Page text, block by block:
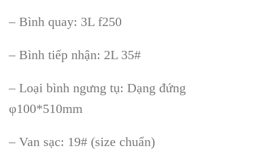
– Bình quay: 3L f250
– Bình tiếp nhận: 2L 35#
– Loại bình ngưng tụ: Dạng đứng
φ100*510mm
– Van sạc: 19# (size chuẩn)